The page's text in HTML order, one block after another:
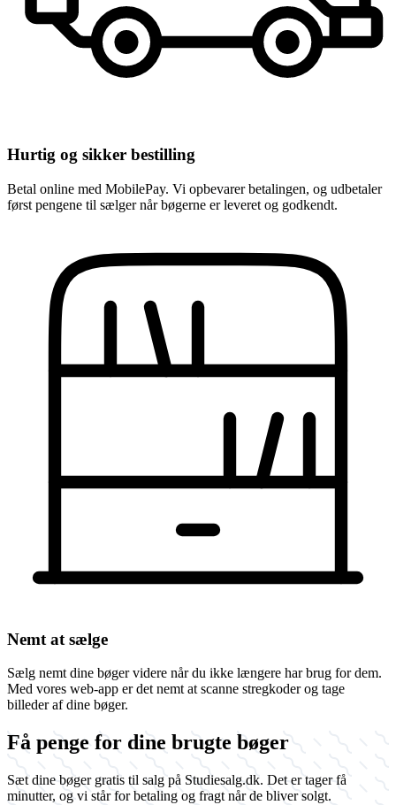
Hurtig og sikker bestilling
Betal online med MobilePay. Vi opbevarer betalingen, og udbetaler
først pengene til sælger når bøgerne er leveret og godkendt.
Nemt at sælge
Sælg nemt dine bøger videre når du ikke længere har brug for dem.
Med vores web-app er det nemt at scanne stregkoder og tage
billeder af dine bøger.
Få penge for dine brugte bøger
Sæt dine bøger gratis til salg på Studiesalg.dk. Det er tager få
minutter, og vi står for betaling og fragt når de bliver solgt.